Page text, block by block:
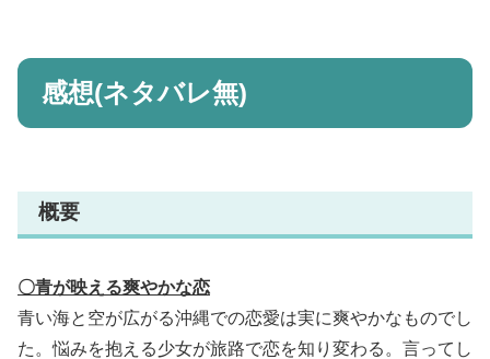
感想(ネタバレ無)
概要
〇青が映える爽やかな恋
青い海と空が広がる沖縄での恋愛は実に爽やかなものでし
た。悩みを抱える少女が旅路で恋を知り変わる。言ってし